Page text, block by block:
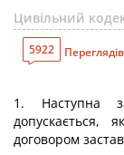
Цивільний
5922 Переглядів
1. Наступна
допускається,
договором